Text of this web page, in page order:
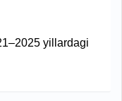
yillardagi